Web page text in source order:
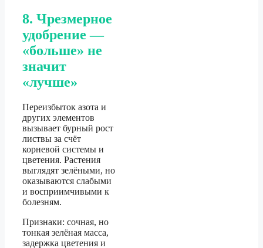
8. Чрезмерное
удобрение —
«больше» не
значит
«лучше»
Переизбыток азота и
других элементов
вызывает бурный рост
листвы за счёт
корневой системы и
цветения. Растения
выглядят зелёными, но
оказываются слабыми
и восприимчивыми к
болезням.
Признаки: сочная, но
тонкая зелёная масса,
задержка цветения и